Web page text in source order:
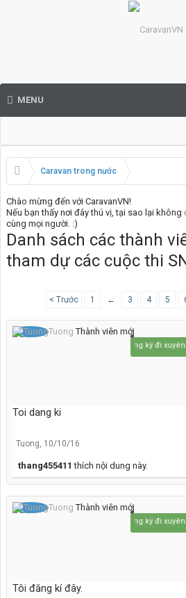
MENU
Caravan trong nước
Chào mừng đến với CaravanVN!
Nếu bạn thấy nơi đây thú vị, tại sao lại không
cùng mọi người. :)
Danh sách các thành
tham dự các cuộc thi
< Trước 1 ← 3 4 5
Tuong Thành viên mới
Tôt đăng ký đi xuyên
Toi dang ki
Tuong, 10/10/16
thang455411 thích nội dung này.
Tuong Thành viên mới
Tôt đăng ký đi xuyên
Tôi đăng kí đây.